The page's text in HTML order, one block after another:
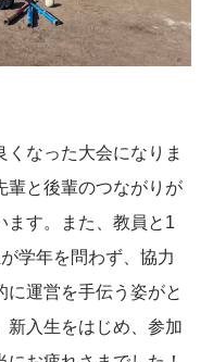
なった大会になりま
輩と後輩のつながりが
ます。また、教員と1
学年を問わず、協力
に運営を手伝う姿がと
新入生をはじめ、参加